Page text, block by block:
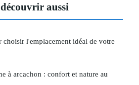
aussi
choisir l'emplacement idéal de votre
à arcachon : confort et nature au